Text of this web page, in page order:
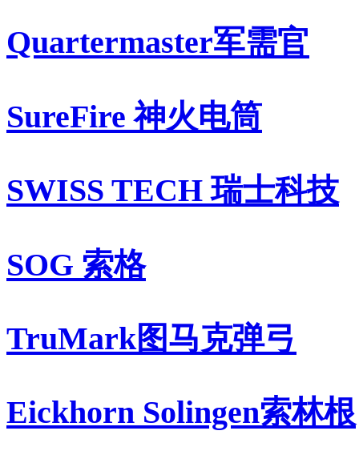
Quartermaster军需官
SureFire 神火电筒
SWISS TECH 瑞士科技
SOG 索格
TruMark图马克弹弓
Eickhorn Solingen索林根